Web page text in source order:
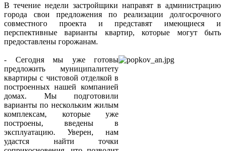
В течение недели застройщики направят в администрацию
города свои предложения по реализации долгосрочного
совместного проекта и представят имеющиеся и
перспективные варианты квартир, которые могут быть
предоставлены горожанам.
- Сегодня мы уже готовы
предложить муниципалитету
квартиры с чистовой отделкой в
построенных нашей компанией
домах. Мы подготовили
варианты по нескольким жилым
комплексам, которые уже
построены, введены в
эксплуатацию. Уверен, нам
удастся найти точки